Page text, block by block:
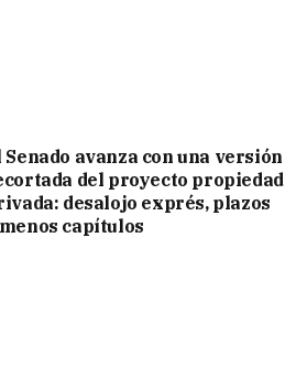
Senado avanza con una versión
del proyecto propiedad
desalojo exprés, plazos
capítulos